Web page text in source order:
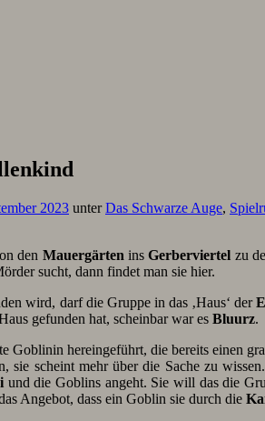
2023 unterDas Schwarze Auge,
den Mauergärten insGerberviertel zu
sucht, dann findet man sie hier.
wird, darf die Gruppe in das ‚Haus‘ der
gefunden hat, scheinbar war es Bluurz.
Goblinin hereingeführt, die bereits einen
sie scheint mehr über die Sache zu
und die Goblins angeht. Sie will das die
Angebot, dass ein Goblin sie durch die